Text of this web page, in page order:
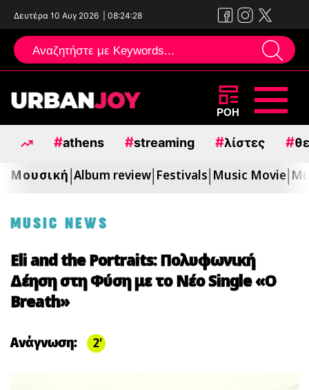
Δευτέρα 10 Αυγ 2026 08:24:29
Μεταπηδήστε
περιεχόμενο
ΡΟΗ
#athens #streaming #λίστες #
Μουσική Album review Festivals Music Movie
MUSIC NEWS
Eli and the Portraits: Πολυφωνική
Δέηση στη Φύση με το Νέο Single «O
Breath»
Ανάγνωση: 2